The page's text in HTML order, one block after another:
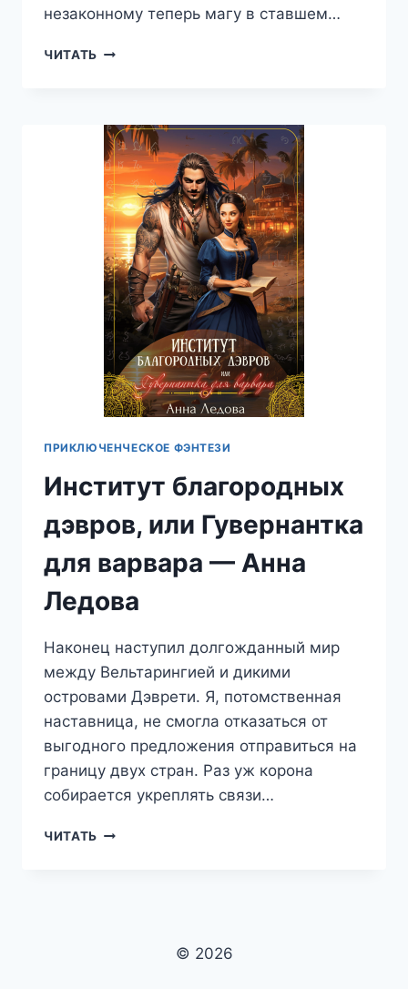
незаконному теперь магу в ставшем…
ЧИТАТЬ ПРИНЦЕССА,
ТЫСЯЧИ
ВЕТРОВ
—
АННА
ЛЕДОВА
ПРИКЛЮЧЕНЧЕСКОЕ ФЭНТЕЗИ
Институт благородных
дэвров, или Гувернантка
для варвара — Анна
Ледова
Наконец наступил долгожданный мир
между Вельтарингией и дикими
островами Дэврети. Я, потомственная
наставница, не смогла отказаться от
выгодного предложения отправиться на
границу двух стран. Раз уж корона
собирается укреплять связи…
ЧИТАТЬ ИНСТИТУТ
© 2026